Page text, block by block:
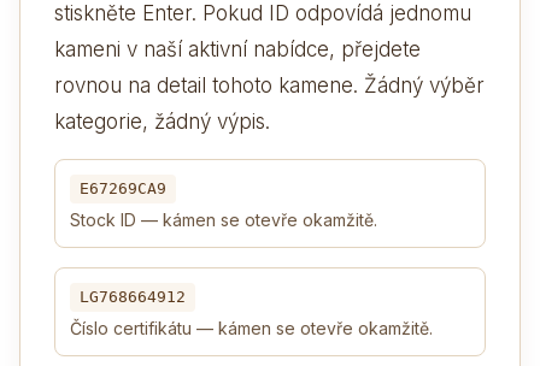
stiskněte Enter. Pokud ID odpovídá jednomu
kameni v naší aktivní nabídce, přejdete
rovnou na detail tohoto kamene. Žádný výběr
kategorie, žádný výpis.
E67269CA9
Stock ID — kámen se otevře okamžitě.
LG768664912
Číslo certifikátu — kámen se otevře okamžitě.